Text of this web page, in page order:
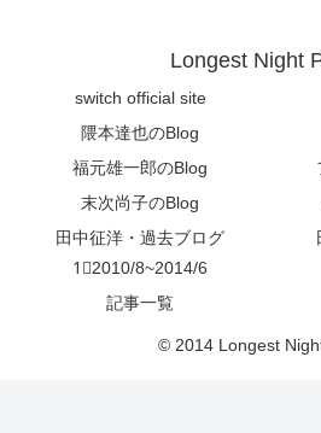
Longest Night
switch official site
隈本達也のBlog
福元雄一郎のBlog
末次尚子のBlog
田中征洋・過去ブログ
1⃣2010/8~2014/6
記事一覧
© 2014 Longest